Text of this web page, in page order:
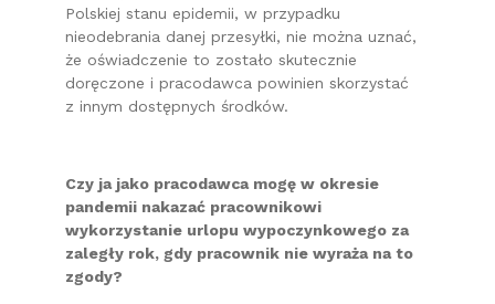
Polskiej stanu epidemii, w przypadku
nieodebrania danej przesyłki, nie można uznać,
że oświadczenie to zostało skutecznie
doręczone i pracodawca powinien skorzystać
z innym dostępnych środków.
Czy ja jako pracodawca mogę w okresie
pandemii nakazać pracownikowi
wykorzystanie urlopu wypoczynkowego za
zaległy rok, gdy pracownik nie wyraża na to
zgody?